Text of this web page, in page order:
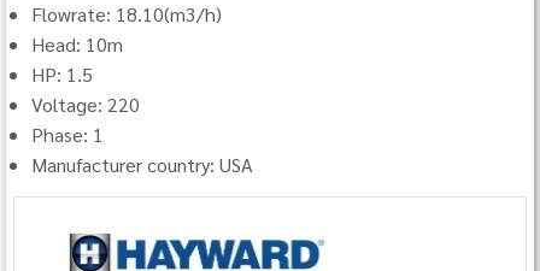
Flowrate: 18.10(m3/h)
Head: 10m
HP: 1.5
Voltage: 220
Phase: 1
Manufacturer country: USA